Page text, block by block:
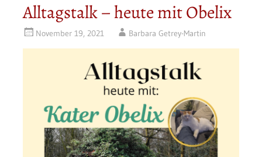
Alltagstalk – heute mit Obelix
November 19, 2021 Barbara Getrey-Martin